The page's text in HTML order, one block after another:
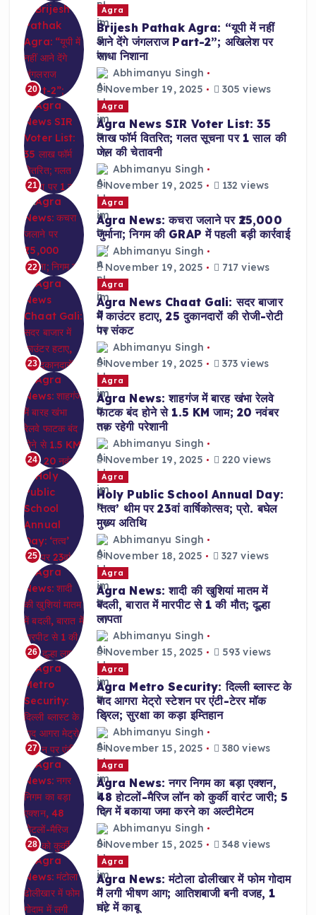
20
Agra
Brijesh Pathak Agra: “यूपी में नहीं
आने देंगे जंगलराज Part-2”; अखिलेश पर
साधा निशाना
Abhimanyu Singh
November 19, 2025
305 views
21
Agra
Agra News SIR Voter List: 35
लाख फॉर्म वितरित; गलत सूचना पर 1 साल की
जेल की चेतावनी
Abhimanyu Singh
November 19, 2025
132 views
22
Agra
Agra News: कचरा जलाने पर ₹25,000
जुर्माना; निगम की GRAP में पहली बड़ी कार्रवाई
Abhimanyu Singh
November 19, 2025
717 views
23
Agra
Agra News Chaat Gali: सदर बाजार
में काउंटर हटाए, 25 दुकानदारों की रोजी-रोटी
पर संकट
Abhimanyu Singh
November 19, 2025
373 views
24
Agra
Agra News: शाहगंज में बारह खंभा रेलवे
फाटक बंद होने से 1.5 KM जाम; 20 नवंबर
तक रहेगी परेशानी
Abhimanyu Singh
November 19, 2025
220 views
25
Agra
Holy Public School Annual Day:
‘तत्व’ थीम पर 23वां वार्षिकोत्सव; प्रो. बघेल
मुख्य अतिथि
Abhimanyu Singh
November 18, 2025
327 views
26
Agra
Agra News: शादी की खुशियां मातम में
बदली, बारात में मारपीट से 1 की मौत; दूल्हा
लापता
Abhimanyu Singh
November 15, 2025
593 views
27
Agra
Agra Metro Security: दिल्ली ब्लास्ट के
बाद आगरा मेट्रो स्टेशन पर एंटी-टेरर मॉक
ड्रिल; सुरक्षा का कड़ा इम्तिहान
Abhimanyu Singh
November 15, 2025
380 views
28
Agra
Agra News: नगर निगम का बड़ा एक्शन,
48 होटलों-मैरिज लॉन को कुर्की वारंट जारी; 5
दिन में बकाया जमा करने का अल्टीमेटम
Abhimanyu Singh
November 15, 2025
348 views
Agra
Agra News: मंटोला ढोलीखार में फोम गोदाम
में लगी भीषण आग; आतिशबाजी बनी वजह, 1
घंटे में काबू